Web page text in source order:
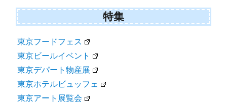
特集
東京フードフェス
東京ビールイベント
東京デパート物産展
東京ホテルビュッフェ
東京アート展覧会